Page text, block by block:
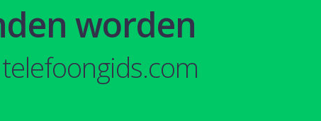
worden